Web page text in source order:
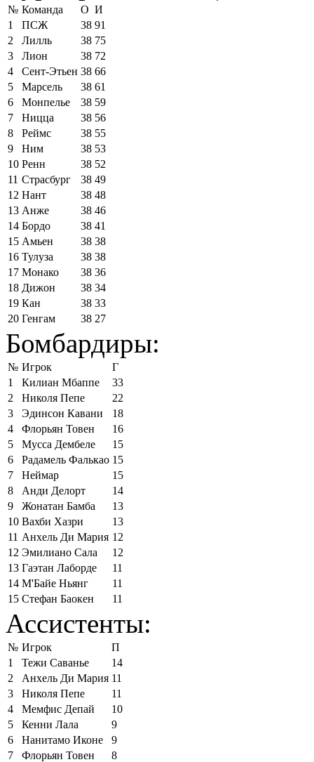
№ Команда О И
1
ПСЖ 38 91
2
Лилль 38 75
3
Лион 38 72
4
Сент-Этьен 38 66
5
Марсель 38 61
6
Монпелье 38 59
7
Ницца 38 56
8
Реймс 38 55
9
Ним 38 53
10 Ренн 38 52
11 Страсбург 38 49
12 Нант 38 48
13 Анже 38 46
14 Бордо 38 41
15 Амьен 38 38
16 Тулуза 38 38
17 Монако 38 36
18 Дижон 38 34
19 Кан 38 33
20 Генгам 38 27
Бомбардиры:
№ Игрок
Г
1
Килиан Мбаппе
33
2
Николя Пепе
22
3
Эдинсон Кавани
18
4
Флорьян Товен
16
5
Мусса Дембеле
15
6
Радамель Фалькао 15
7
Неймар
15
8
Анди Делорт
14
9
Жонатан Бамба
13
10 Вахби Хазри
13
11 Анхель Ди Мария 12
12 Эмилиано Сала
12
13 Гаэтан Лаборде
11
14 М'Байе Ньянг
11
15 Стефан Баокен 11
Ассистенты:
№ Игрок
П
1
Тежи Саванье
14
2
Анхель Ди Мария 11
3
Николя Пепе
11
4
Мемфис Депай
10
5
Кенни Лала
9
6
Нанитамо Иконе
9
7
Флорьян Товен
8